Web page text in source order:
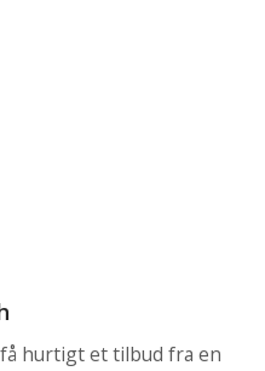
hurtigt et tilbud fra en